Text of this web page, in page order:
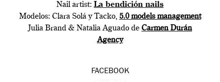
Nail artist: La bendición nails
Modelos: Clara Solá y Tacko, 5.0 models management
Julia Brand & Natalia Aguado de Carmen Durán
Agency
FACEBOOK